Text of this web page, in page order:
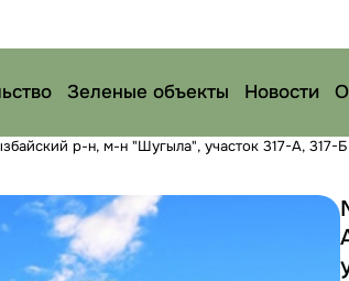
Зеленые объекты Новости
р-н, м-н "Шугыла", участок 317-А, 317-